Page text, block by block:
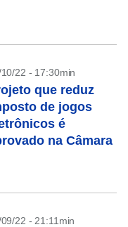
22 - 17:30min
que reduz
de jogos
é
na Câmara
22 - 21:11min